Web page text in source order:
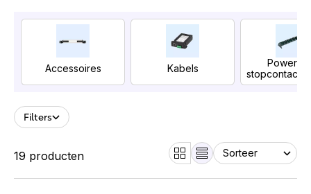
Accessoires Kabels
Filters
19 producten